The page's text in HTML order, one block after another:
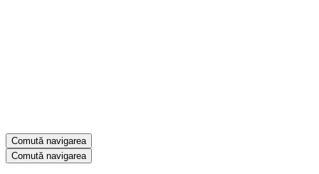
Comută navigarea
Comută navigarea